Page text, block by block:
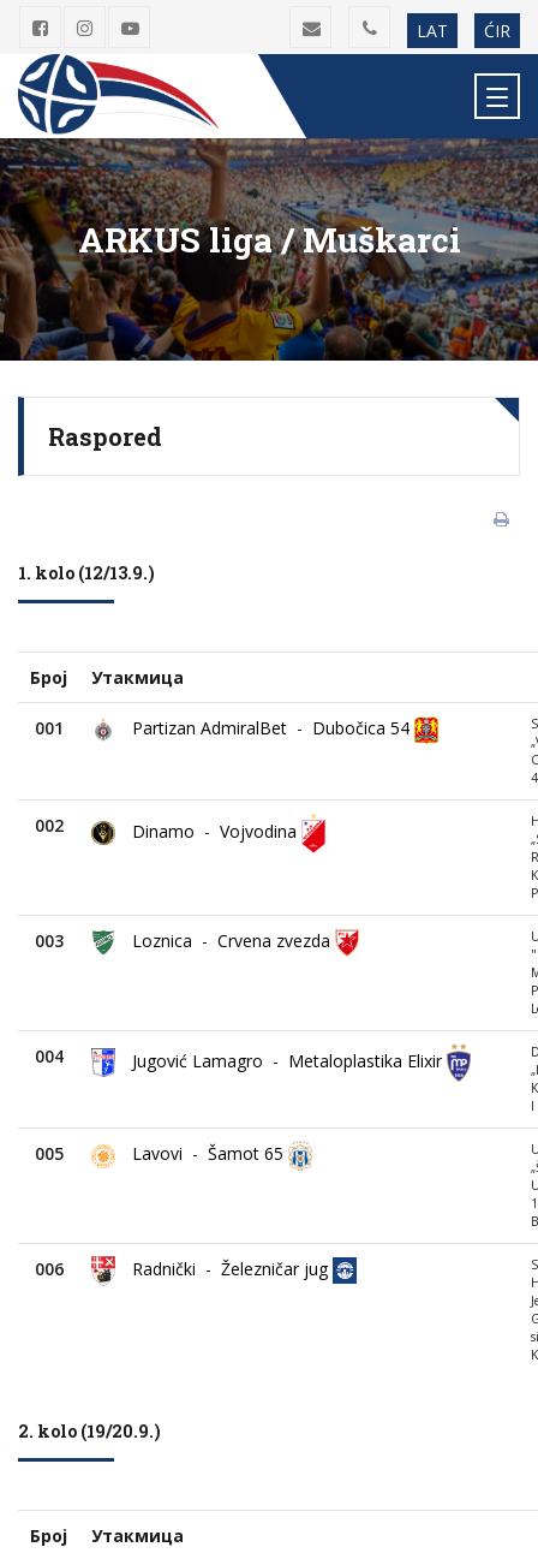
LAT ĆIR
ARKUS liga / Muškarci
Raspored
1. kolo (12/13.9.)
Број Утакмица
001 Partizan AdmiralBet - Dubočica 54
002 Dinamo - Vojvodina
003 Loznica - Crvena zvezda
004 Jugović Lamagro - Metaloplastika Elixir
I
005 Lavovi - Šamot 65
006 Radnički - Železničar jug
2. kolo (19/20.9.)
Број Утакмица